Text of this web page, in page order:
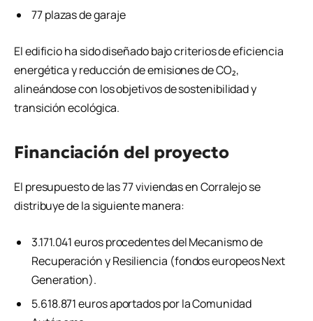
77 plazas de garaje
El edificio ha sido diseñado bajo criterios de eficiencia
energética y reducción de emisiones de CO₂,
alineándose con los objetivos de sostenibilidad y
transición ecológica.
Financiación del proyecto
El presupuesto de las 77 viviendas en Corralejo se
distribuye de la siguiente manera:
3.171.041 euros procedentes del Mecanismo de
Recuperación y Resiliencia (fondos europeos Next
Generation).
5.618.871 euros aportados por la Comunidad